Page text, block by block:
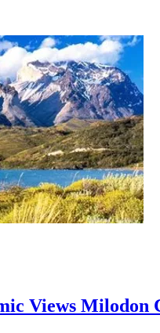
Views Milodon